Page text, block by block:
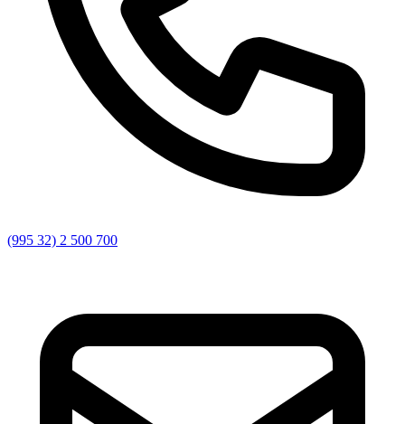
(995 32) 2 500 700